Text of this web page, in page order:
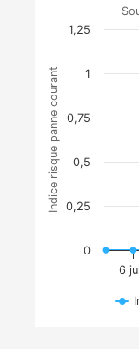
Indice risque panne courant
6
0
0,25
0,5
0,75
1
1,25